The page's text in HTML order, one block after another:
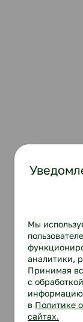
Мы
аналитики,
Принимая
с
в Политике
сайтах.